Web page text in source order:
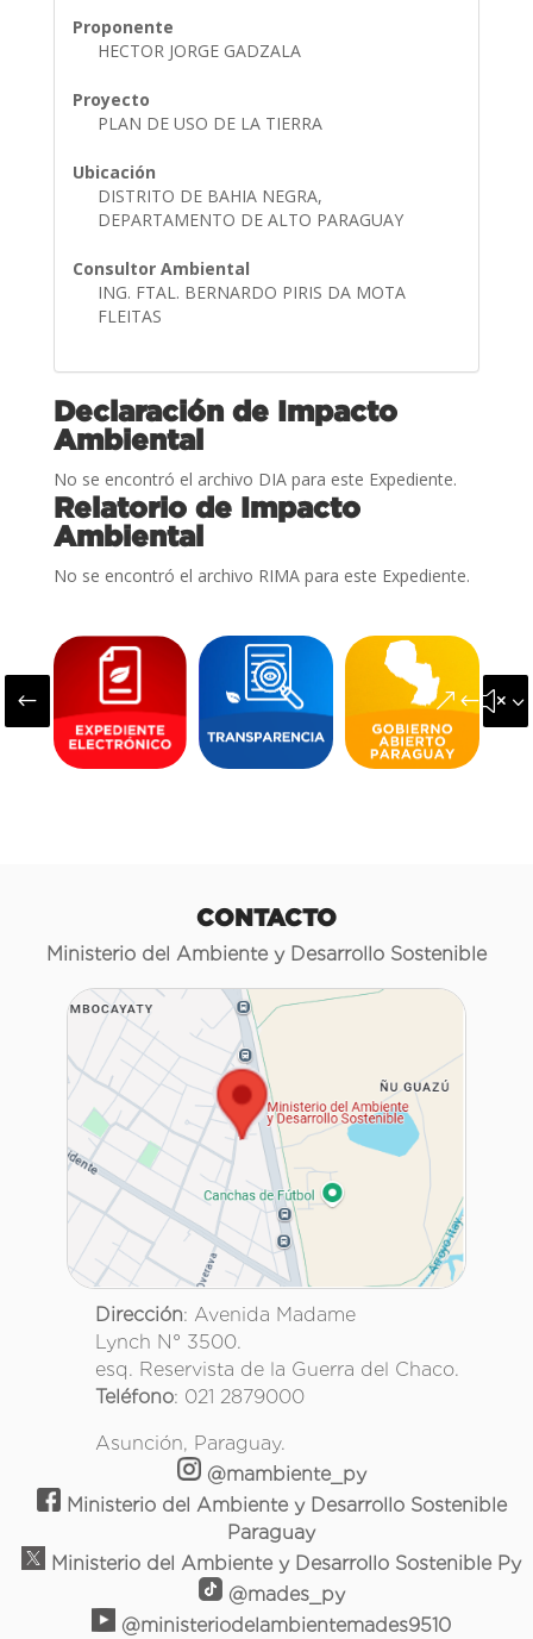
Proponente
HECTOR JORGE GADZALA
Proyecto
PLAN DE USO DE LA TIERRA
Ubicación
DISTRITO DE BAHIA NEGRA,
DEPARTAMENTO DE ALTO PARAGUAY
Consultor Ambiental
ING. FTAL. BERNARDO PIRIS DA MOTA
FLEITAS
Declaración de Impacto
Ambiental
No se encontró el archivo DIA para este Expediente.
Relatorio de Impacto
Ambiental
No se encontró el archivo RIMA para este Expediente.
#
CONTACTO
Ministerio del Ambiente y Desarrollo Sostenible
Dirección: Avenida Madame
Lynch N° 3500.
esq. Reservista de la Guerra del Chaco.
Teléfono: 021 2879000
Asunción, Paraguay.
@mambiente_py
Ministerio del Ambiente y Desarrollo Sostenible
Paraguay
Ministerio del Ambiente y Desarrollo Sostenible Py
@mades_py
@ministeriodelambientemades9510